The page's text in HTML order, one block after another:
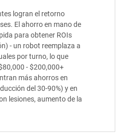
logran el retorno
El ahorro en mano de
para obtener ROIs
- un robot reemplaza a
por turno, lo que
- $200,000+
más ahorros en
del 30-90%) y en
lesiones, aumento de la